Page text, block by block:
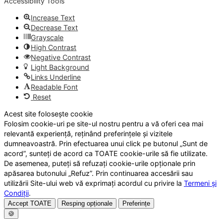
Increase Text
Decrease Text
Grayscale
High Contrast
Negative Contrast
Light Background
Links Underline
Readable Font
Reset
Acest site folosește cookie
Folosim cookie-uri pe site-ul nostru pentru a vă oferi cea mai
relevantă experiență, reținând preferințele și vizitele
dumneavoastră. Prin efectuarea unui click pe butonul „Sunt de
acord”, sunteți de acord ca TOATE cookie-urile să fie utilizate.
De asemenea, puteți să refuzați cookie-urile opționale prin
apăsarea butonului „Refuz”. Prin continuarea accesării sau
utilizării Site-ului web vă exprimați acordul cu privire la Termeni și
Condiții.
Accept TOATE Resping opționale
Preferințe
🍪